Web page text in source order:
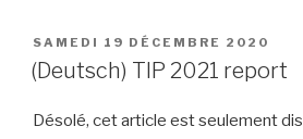
PUBLIÉ
LE
SAMEDI 19 DÉCEMBRE 2020
(Deutsch) TIP 2021 report
Désolé, cet article est seulement